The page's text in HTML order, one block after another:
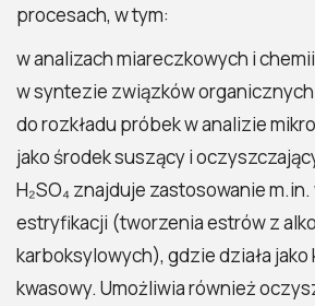
procesach, w tym:
w analizach miareczkowych i
w syntezie związków
do rozkładu próbek w analizie
jako środek suszący i
H₂SO₄ znajduje zastosowanie
estryfikacji (tworzenia estrów z
karboksylowych), gdzie działa jako
kwasowy. Umożliwia również